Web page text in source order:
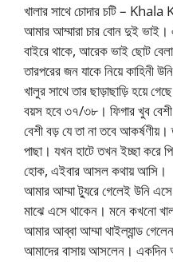
খালার সাথে চোদার চটি –
আমার আম্মারা চার বোন দুই ভাই।
বাইরে থাকে, আরেক ভাই ছোট
তারপরের জন যাকে নিয়ে কাহিনী
খালুর সাথে তার ছাড়াছাড়ি হয়ে
বয়স হবে ৩৭/৩৮। ফিগার খুব
বেশী বড় যে তা না তবে
পাছা। যখন হাটে তখন ইচ্ছা করে
হোক, এইবার আসল কথায় আসি।
আমার আম্মা ট্যুরে গেলেই উনি
মাঝে এসে থাকেন। মনে কখনো
আমার আব্বা আম্মা থাইল্যান্ড
আমাদের বাসায় আসলেন।